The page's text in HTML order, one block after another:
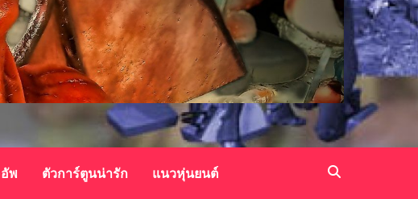
พ ตัวการ์ตูนน่ารัก แนวหุ่นยนต์
3
mockups
soul young
mockups
ม็อคอัพขวด bsab